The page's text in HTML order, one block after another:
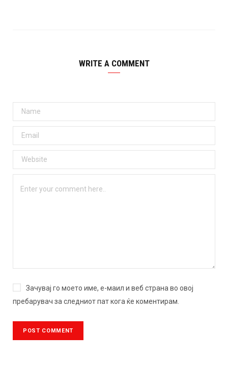
WRITE A COMMENT
Зачувај го моето име, е-маил и веб страна во овој
пребарувач за следниот пат кога ќе коментирам.